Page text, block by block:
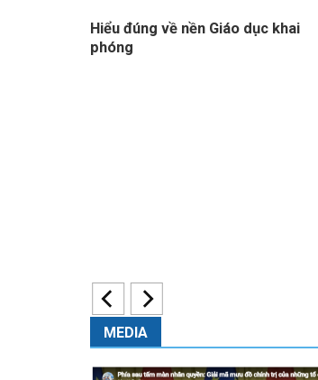
Hiểu đúng về nền Giáo dục khai
phóng
MEDIA